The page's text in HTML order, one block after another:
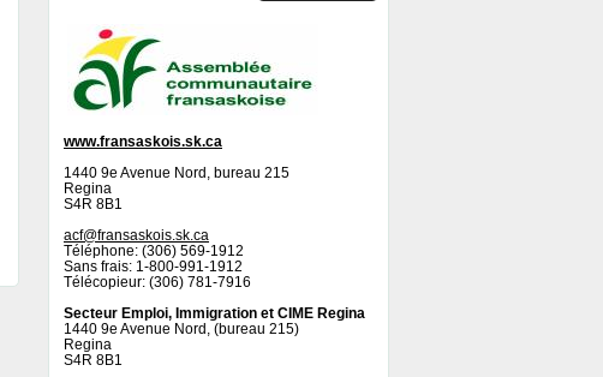
www.fransaskois.sk.ca
1440 9e Avenue Nord, bureau 215
Regina
S4R 8B1
acf@fransaskois.sk.ca
Téléphone: (306) 569-1912
Sans frais: 1-800-991-1912
Télécopieur: (306) 781-7916
Secteur Emploi, Immigration et CIME Regina
1440 9e Avenue Nord, (bureau 215)
Regina
S4R 8B1